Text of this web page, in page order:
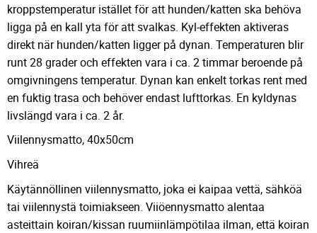
kroppstemperatur istället för att hunden/katten ska behöva
ligga på en kall yta för att svalkas. Kyl-effekten aktiveras
direkt när hunden/katten ligger på dynan. Temperaturen blir
runt 28 grader och effekten vara i ca. 2 timmar beroende på
omgivningens temperatur. Dynan kan enkelt torkas rent med
en fuktig trasa och behöver endast lufttorkas. En kyldynas
livslängd vara i ca. 2 år.
Viilennysmatto, 40x50cm
Vihreä
Käytännöllinen viilennysmatto, joka ei kaipaa vettä, sähköä
tai viilennystä toimiakseen. Viiöennysmatto alentaa
asteittain koiran/kissan ruumiinlämpötilaa ilman, että koiran